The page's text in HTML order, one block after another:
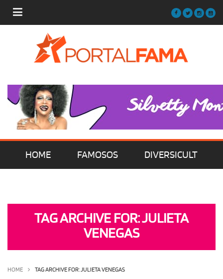
HOME FAMOSOS DIVERSICULT
OLHA ISSO! EU QUERO!
TAG ARCHIVE FOR: JULIETA
VENEGAS
HOME TAG ARCHIVE FOR: JULIETA VENEGAS